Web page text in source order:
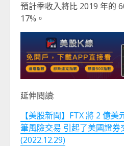
預計季收入將比 2019 年的
17%。
延伸閱讀:
【美股新聞】FTX 將 2 億
筆風險交易 引起了美國證券
(2022.12.29)